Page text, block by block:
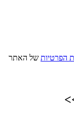
הפרטיות של האתר